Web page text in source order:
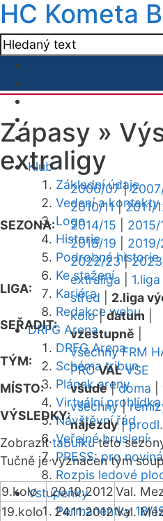
HC Kometa
Klub
Základní údaje
Vedení a kontakty
Logo
Historie
Podrobná historie
Ke stažení
Kariéra
Redakce webu
DRFG Arena
DRFG Arena
Schéma tribun
Plánek areny
Virtuální prohlídka
Návštěvní řád
Veřejné bruslení
PRESS: pro
Rozpis ledové
Vstupenky
Permanentky 18/
Zápasy »
extraligy
SEZONA:
2006/07|
2010/11|2011/
2014/15
2015/
2018/19
2022/23|
LIGA:
extraliga 1.liga
střed
2.liga
SEŘADIT:
kolo|datum
vzestupně
TÝM:
všechny FRM
PRO VAL VSE
MÍSTO:
všude|doma
VÝSLEDKY:
všechny|
nájezdy|
Zobrazittabulkutéto
Tučně je vyznačen tým
9.kolo 20.10.2012Val.
19.kolo
24.11.2012Val.